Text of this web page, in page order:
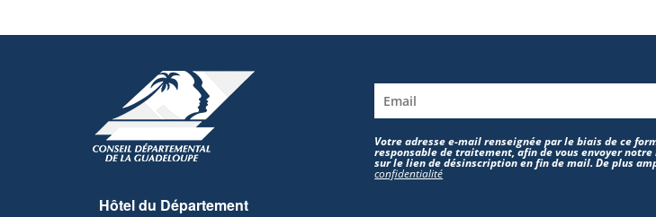
Hôtel du Département
Votre adresse e-mail renseignée par le biais de ce
responsable de traitement, afin de vous envoyer
sur le lien de désinscription en fin de mail. De plus
confidentialité